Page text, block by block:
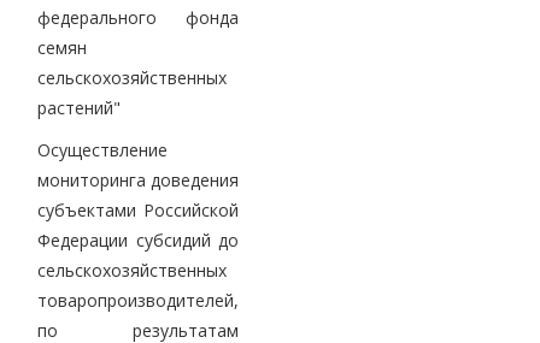
федерального фонда
семян
сельскохозяйственных
растений"
Осуществление
мониторинга доведения
субъектами Российской
Федерации субсидий до
сельскохозяйственных
товаропроизводителей,
по результатам